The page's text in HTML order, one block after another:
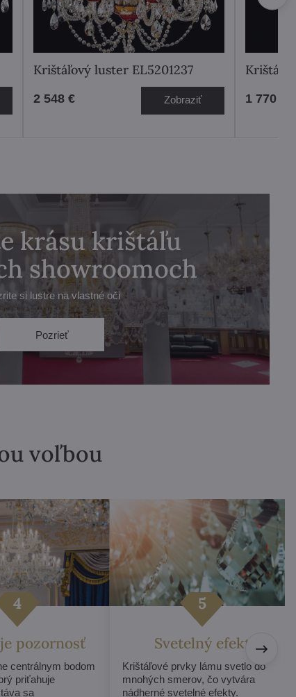
Krištáľový luster EL5201237
2 548 € Zobraziť 1 770 €
krásu krištáľu
showroomoch
si lustre na vlastné oči
Pozrieť
voľbou
pozornosť
centrálnym bodom
priťahuje
sa
Svetelný efekt
Krištáľové prvky lámu svetlo do
mnohých smerov, čo vytvára
nádherné svetelné efekty.